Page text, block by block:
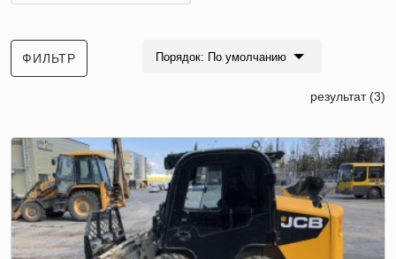
Вывоз снега в Видном
Вывоз снега в Зеленограде
ФИЛЬТР Порядок: По умолчанию
результат (3)